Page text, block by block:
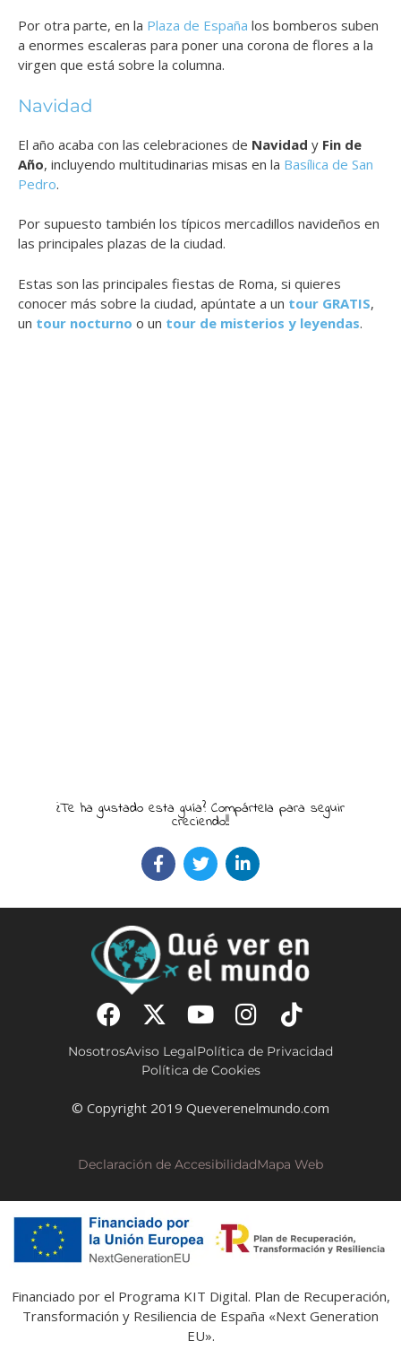
Por otra parte, en la Plaza de España los bomberos suben
a enormes escaleras para poner una corona de flores a la
virgen que está sobre la columna.
Navidad
El año acaba con las celebraciones de Navidad y Fin de
Año, incluyendo multitudinarias misas en la Basílica de San
Pedro.
Por supuesto también los típicos mercadillos navideños en
las principales plazas de la ciudad.
Estas son las principales fiestas de Roma, si quieres
conocer más sobre la ciudad, apúntate a un tour GRATIS,
un tour nocturno o un tour de misterios y leyendas.
¿Te ha gustado esta guía? Compártela para seguir
creciendo!!
NosotrosAviso LegalPolítica de Privacidad
Política de Cookies
© Copyright 2019 Queverenelmundo.com
Declaración de AccesibilidadMapa Web
Financiado por el Programa KIT Digital. Plan de Recuperación,
Transformación y Resiliencia de España «Next Generation
EU».